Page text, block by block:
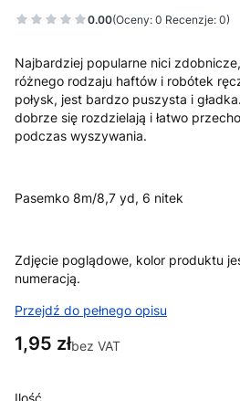
0.00(Oceny: 0 Recenzje: 0)
Najbardziej popularne nici
różnego rodzaju haftów i robótek
połysk, jest bardzo puszysta i
dobrze się rozdzielają i łatwo
podczas wyszywania.
Pasemko 8m/8,7 yd, 6 nitek
Zdjęcie poglądowe, kolor produktu
numeracją.
Przejdź do pełnego opisu
Cena
1,95 złbez VAT
Ilość